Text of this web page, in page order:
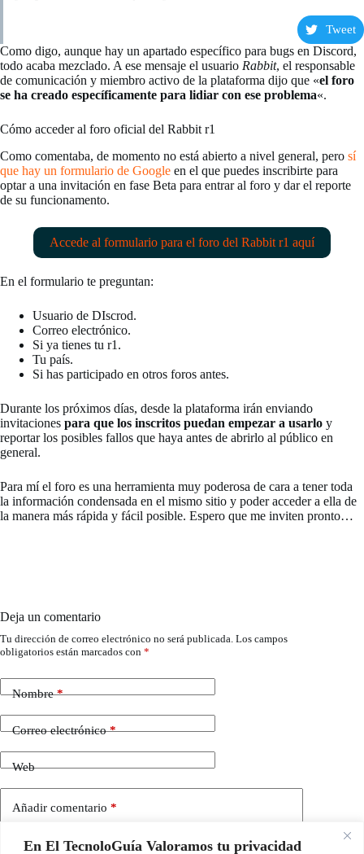
En El TecnoloGuía Valoramos tu privacidad
Tweet
Como digo, aunque hay un apartado específico para bugs en Discord,
todo acaba mezclado. A ese mensaje el usuario Rabbit, el responsable
de comunicación y miembro activo de la plataforma dijo que «el foro
se ha creado específicamente para lidiar con ese problema«.
Cómo acceder al foro oficial del Rabbit r1
Como comentaba, de momento no está abierto a nivel general, pero sí
que hay un formulario de Google en el que puedes inscribirte para
optar a una invitación en fase Beta para entrar al foro y dar el reporte
de su funcionamento.
Accede al formulario para el foro del Rabbit r1 aquí
En el formulario te preguntan:
Usuario de DIscrod.
Correo electrónico.
Si ya tienes tu r1.
Tu país.
Si has participado en otros foros antes.
Durante los próximos días, desde la plataforma irán enviando
invitaciones para que los inscritos puedan empezar a usarlo y
reportar los posibles fallos que haya antes de abrirlo al público en
general.
Para mí el foro es una herramienta muy poderosa de cara a tener toda
la información condensada en el mismo sitio y poder acceder a ella de
la manera más rápida y fácil posible. Espero que me inviten pronto…
Deja un comentario
Tu dirección de correo electrónico no será publicada. Los campos
obligatorios están marcados con *
Nombre*
Correo electrónico*
Web
Añadir comentario *